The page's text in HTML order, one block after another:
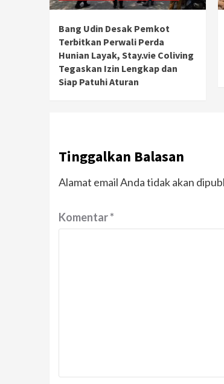
Bang Udin Desak Pemkot
Terbitkan Perwali Perda
Hunian Layak, Stay.vie Coliving
Tegaskan Izin Lengkap dan
Siap Patuhi Aturan
Tinggalkan Balasan
Alamat email Anda tidak akan
Komentar*